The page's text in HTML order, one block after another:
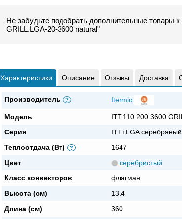
Не забудьте подобрать дополнительные товары к
GRILL.LGA-20-3600 natural"
Характеристики Описание Отзывы Доставка
Производитель ? Itermic
Модель
ITT.110.200.3600
Серия
ITT+LGA серебряный
Теплоотдача (Вт)
?
1647
Цвет
серебристый
Класс конвекторов
флагман
Высота (см)
13.4
Длина (см)
360